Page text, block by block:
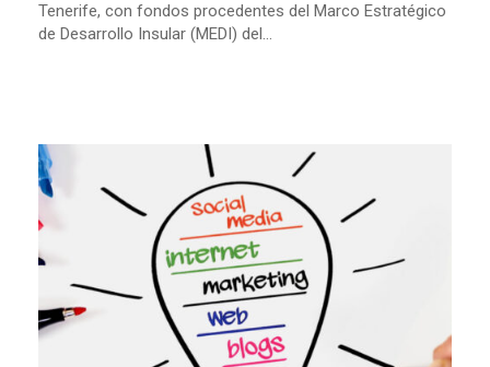
Tenerife, con fondos procedentes del Marco Estratégico
de Desarrollo Insular (MEDI) del...